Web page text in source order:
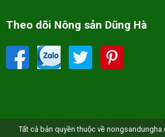
Theo dõi Nông sản Dũng Hà
Tất cả bản quyền thuộc về